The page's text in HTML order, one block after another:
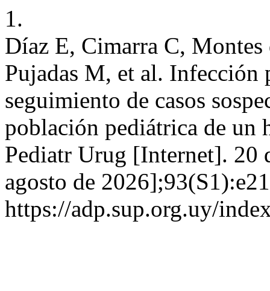
1.
Díaz E, Cimarra C,
Pujadas M, et al.
seguimiento de casos
población pediátrica de un
Pediatr Urug [Internet]. 20
agosto de
https://adp.sup.org.uy/